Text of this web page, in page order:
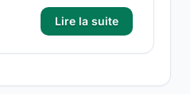
Lire la suite